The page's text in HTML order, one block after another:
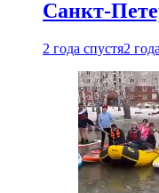
Санкт-
2 года спустя2